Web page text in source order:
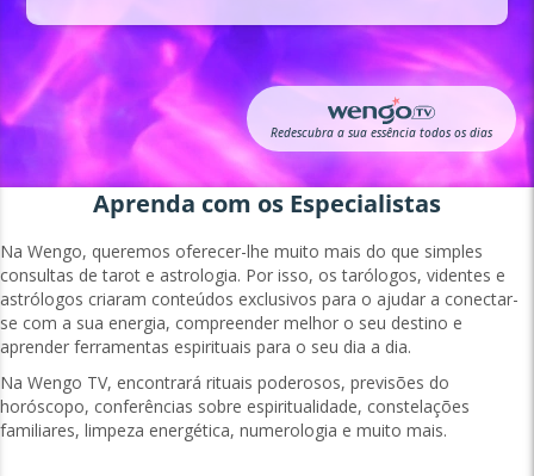
Redescubra a sua essência todos os dias
Aprenda com os Especialistas
Na Wengo, queremos oferecer-lhe muito mais do que simples
consultas de tarot e astrologia. Por isso, os tarólogos, videntes e
astrólogos criaram conteúdos exclusivos para o ajudar a conectar-
se com a sua energia, compreender melhor o seu destino e
aprender ferramentas espirituais para o seu dia a dia.
Na Wengo TV, encontrará rituais poderosos, previsões do
horóscopo, conferências sobre espiritualidade, constelações
familiares, limpeza energética, numerologia e muito mais.